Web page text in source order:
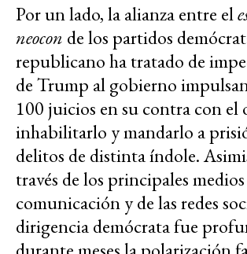
Por un lado, la alianza entre el
neocon de los partidos
republicano ha tratado de
de Trump al gobierno
100 juicios en su contra con el
inhabilitarlo y mandarlo a
delitos de distinta índole.
través de los principales
comunicación y de las redes
dirigencia demócrata fue